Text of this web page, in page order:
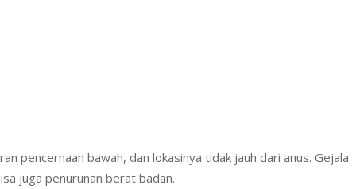
pencernaan bawah, dan lokasinya tidak jauh dari anus. Gejala
juga penurunan berat badan.